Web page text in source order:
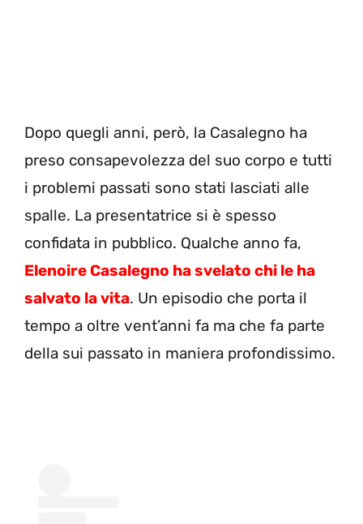
Dopo quegli anni, però, la Casalegno ha
preso consapevolezza del suo corpo e tutti
i problemi passati sono stati lasciati alle
spalle. La presentatrice si è spesso
confidata in pubblico. Qualche anno fa,
Elenoire Casalegno ha svelato chi le ha
salvato la vita. Un episodio che porta il
tempo a oltre vent’anni fa ma che fa parte
della sui passato in maniera profondissimo.